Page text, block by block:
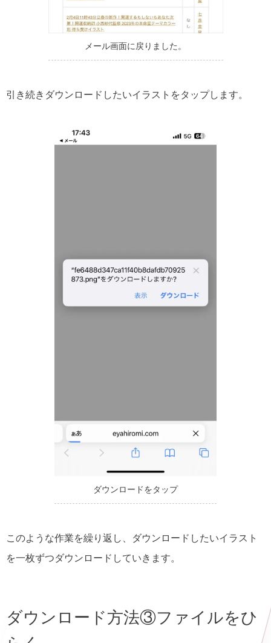
メール画面に戻りました。
引き続きダウンロードしたいイラストをタップします。
ダウンロードをタップ
このような作業を繰り返し、ダウンロードしたいイラスト
を一枚ずつダウンロードしていきます。
ダウンロード方法③ファイルをひ